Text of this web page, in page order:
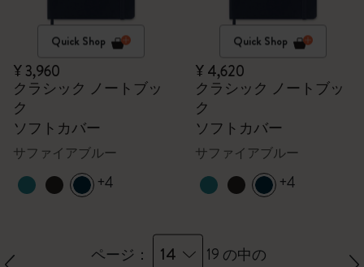
Quick Shop
¥ 3,960
クラシック ノートブッ
ク
ソフトカバー
サファイアブルー
+4
Quick Shop
¥ 4,620
クラシック ノートブッ
ク
ソフトカバー
サファイアブルー
+4
ページ： 14
19 の中の